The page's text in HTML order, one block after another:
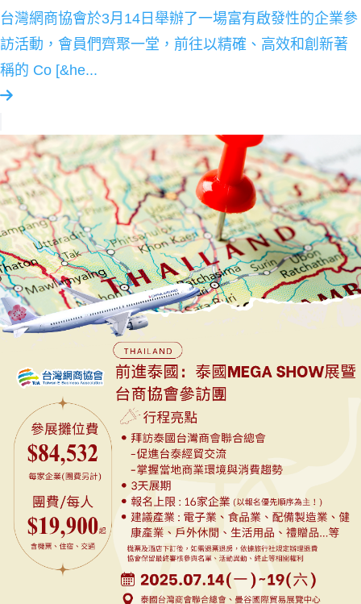
台灣網商協會於3月14日舉辦了一場富有啟發性的企業參
訪活動，會員們齊聚一堂，前往以精確、高效和創新著
稱的 Co [&he...